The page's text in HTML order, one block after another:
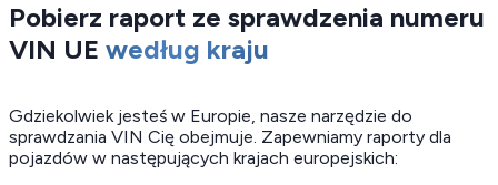
Pobierz raport ze sprawdzenia numeru
VIN UE według kraju
Gdziekolwiek jesteś w Europie, nasze narzędzie do
sprawdzania VIN Cię obejmuje. Zapewniamy raporty dla
pojazdów w następujących krajach europejskich: